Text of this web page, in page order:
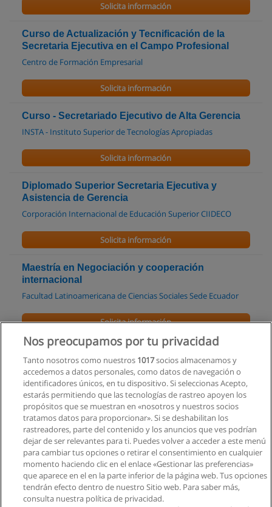
Solicita información
Curso de Actualización y Tecnificación de la
Secretaria Ejecutiva en el Campo Profesional
Centro de Formación Empresarial
Solicita información
Curso - Secretariado Ejecutivo de Alta Gerencia
INSTA - Instituto Superior de Tecnologías Apropiadas
Solicita información
Diplomado Superior Secretaria Ejecutiva y
Asistencia de Gerencia
Corporación Internacional de Educación Superior CIIDECO
Solicita información
Maestría en Negociación y cooperación
internacional
Facultad Latinoamericana de Ciencias Sociales Sede Ecuador
Solicita información
Maestría en Seguridad y derechos humanos
Facultad Latinoamericana de Ciencias Sociales Sede Ecuador
Solicita información
Diplomado Superior en Género y Economía
Facultad Latinoamericana de Ciencias Sociales Sede Ecuador
Solicita información
Nos preocupamos por tu privacidad
Tanto nosotros como nuestros 1017socios almacenamos y
accedemos a datos personales, como datos de navegación o
identificadores únicos, en tu dispositivo. Si seleccionas Acepto,
estarás permitiendo que las tecnologías de rastreo apoyen los
propósitos que se muestran en «nosotros y nuestros socios
tratamos datos para proporcionar». Si se deshabilitan los
rastreadores, parte del contenido y los anuncios que ves podrían
dejar de ser relevantes para ti. Puedes volver a acceder a este menú
para cambiar tus opciones o retirar el consentimiento en cualquier
momento haciendo clic en el enlace «Gestionar las preferencias»
que aparece en el en la parte inferior de la página web. Tus opciones
tendrán efecto dentro de nuestro Sitio web. Para saber más,
consulta nuestra política de privacidad.